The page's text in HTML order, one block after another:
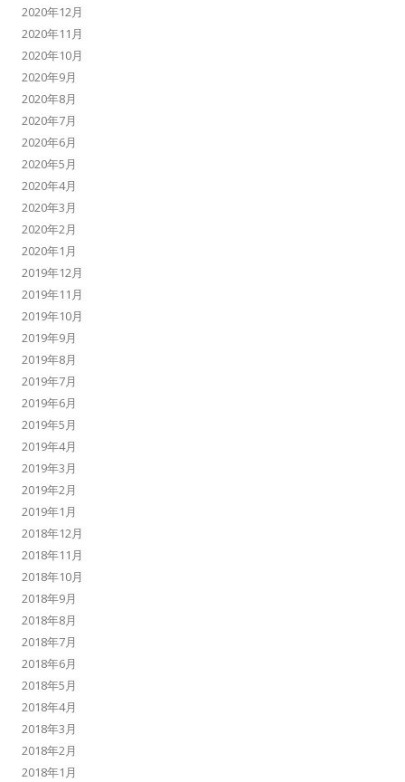
2020年12月
2020年11月
2020年10月
2020年9月
2020年8月
2020年7月
2020年6月
2020年5月
2020年4月
2020年3月
2020年2月
2020年1月
2019年12月
2019年11月
2019年10月
2019年9月
2019年8月
2019年7月
2019年6月
2019年5月
2019年4月
2019年3月
2019年2月
2019年1月
2018年12月
2018年11月
2018年10月
2018年9月
2018年8月
2018年7月
2018年6月
2018年5月
2018年4月
2018年3月
2018年2月
2018年1月